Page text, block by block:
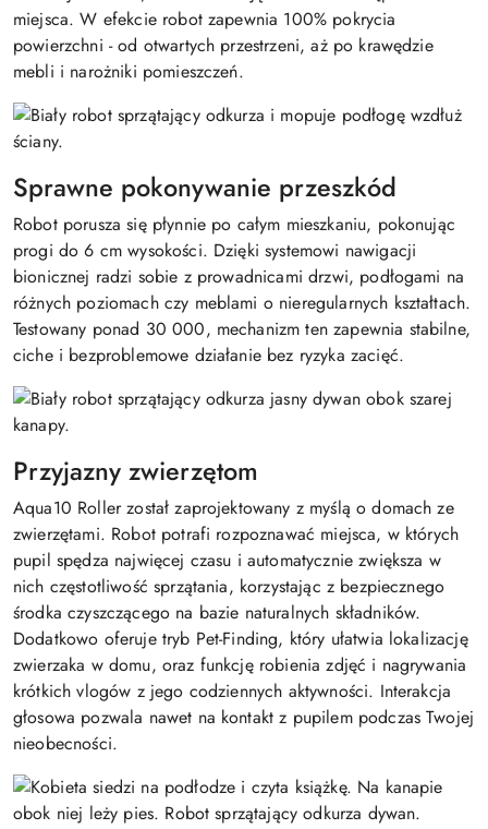
miejsca. W efekcie robot zapewnia 100% pokrycia
powierzchni - od otwartych przestrzeni, aż po krawędzie
mebli i narożniki pomieszczeń.
Sprawne pokonywanie przeszkód
Robot porusza się płynnie po całym mieszkaniu, pokonując
progi do 6 cm wysokości. Dzięki systemowi nawigacji
bionicznej radzi sobie z prowadnicami drzwi, podłogami na
różnych poziomach czy meblami o nieregularnych kształtach.
Testowany ponad 30 000, mechanizm ten zapewnia stabilne,
ciche i bezproblemowe działanie bez ryzyka zacięć.
Przyjazny zwierzętom
Aqua10 Roller został zaprojektowany z myślą o domach ze
zwierzętami. Robot potrafi rozpoznawać miejsca, w których
pupil spędza najwięcej czasu i automatycznie zwiększa w
nich częstotliwość sprzątania, korzystając z bezpiecznego
środka czyszczącego na bazie naturalnych składników.
Dodatkowo oferuje tryb Pet-Finding, który ułatwia lokalizację
zwierzaka w domu, oraz funkcję robienia zdjęć i nagrywania
krótkich vlogów z jego codziennych aktywności. Interakcja
głosowa pozwala nawet na kontakt z pupilem podczas Twojej
nieobecności.